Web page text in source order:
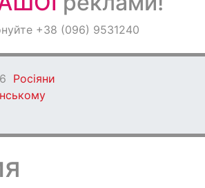
+38 (096) 9531240